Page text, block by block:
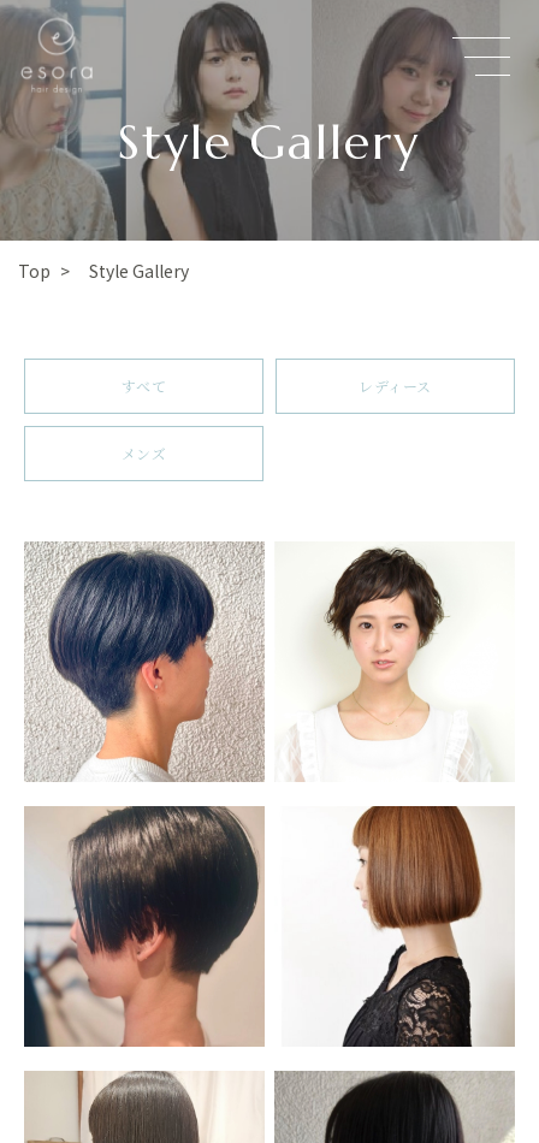
Style Gallery
Top > Style Gallery
すべて レディース
メンズ